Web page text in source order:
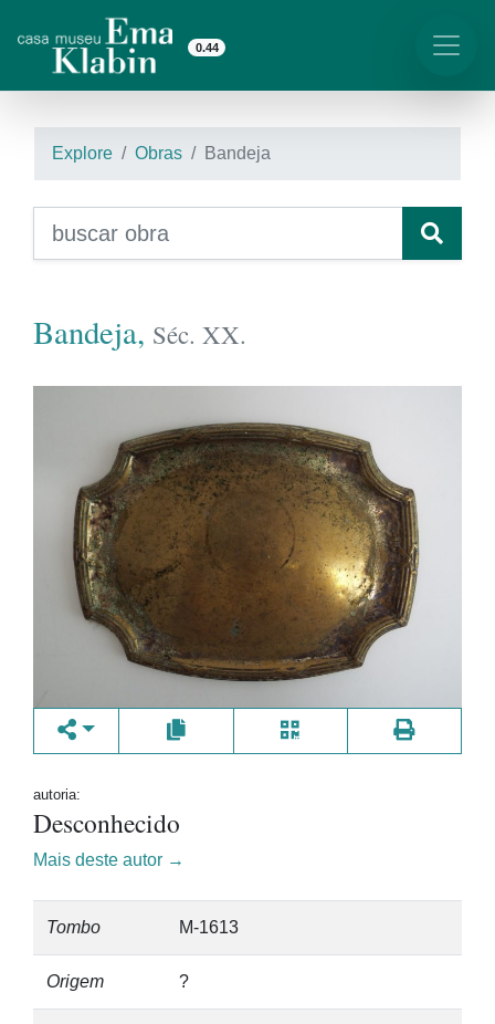
0.44
Explore Obras Bandeja
Bandeja, Séc. XX.
autoria:
Desconhecido
Mais deste autor →
Tombo M-1613
Origem ?